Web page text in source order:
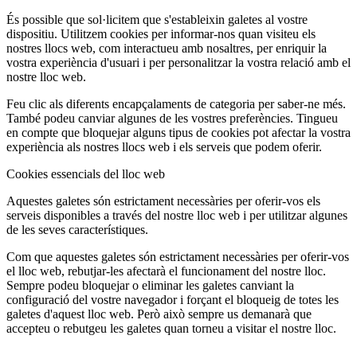
És possible que sol·licitem que s'estableixin galetes al vostre
dispositiu. Utilitzem cookies per informar-nos quan visiteu els
nostres llocs web, com interactueu amb nosaltres, per enriquir la
vostra experiència d'usuari i per personalitzar la vostra relació amb el
nostre lloc web.
Feu clic als diferents encapçalaments de categoria per saber-ne més.
També podeu canviar algunes de les vostres preferències. Tingueu
en compte que bloquejar alguns tipus de cookies pot afectar la vostra
experiència als nostres llocs web i els serveis que podem oferir.
Cookies essencials del lloc web
Aquestes galetes són estrictament necessàries per oferir-vos els
serveis disponibles a través del nostre lloc web i per utilitzar algunes
de les seves característiques.
Com que aquestes galetes són estrictament necessàries per oferir-vos
el lloc web, rebutjar-les afectarà el funcionament del nostre lloc.
Sempre podeu bloquejar o eliminar les galetes canviant la
configuració del vostre navegador i forçant el bloqueig de totes les
galetes d'aquest lloc web. Però això sempre us demanarà que
accepteu o rebutgeu les galetes quan torneu a visitar el nostre lloc.